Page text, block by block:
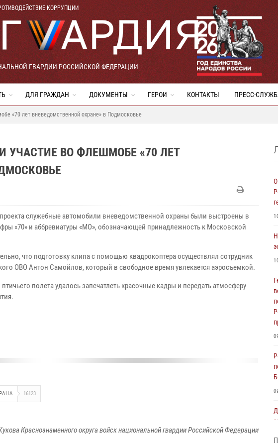
КОРРУПЦИИ
ГВАРДИИ РОССИЙСКОЙ ФЕДЕРАЦИИ
ДЛЯ ГРАЖДАН ДОКУМЕНТЫ ГЕРОИ КОНТАКТЫ ПРЕСС-
«70 лет вневедомственной охране» в Подмосковье
УЧАСТИЕ ВО ФЛЕШМОБЕ «70 ЛЕТ
служебные автомобили вневедомственной охраны были выстроены в
«70» и аббревиатуры «МО», обозначающей принадлежность к Московской
что подготовку клипа с помощью квадрокоптера осуществлял сотрудник
ОВО Антон Самойлов, который в свободное время увлекается аэросъемкой.
полета удалось запечатлеть красочные кадры и передать атмосферу
16123
Краснознаменного округа войск национальной гвардии Российской Федерации